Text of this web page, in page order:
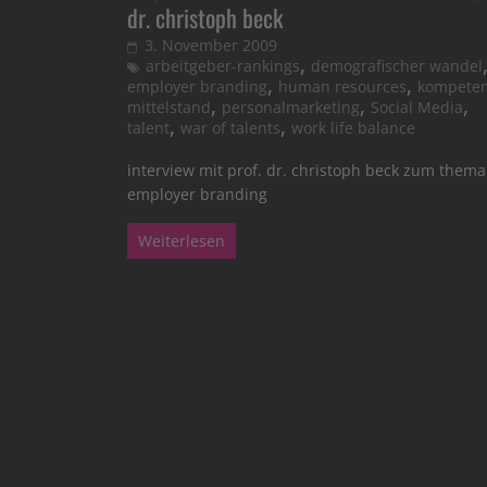
dr. christoph beck
3. November 2009
arbeitgeber-rankings, demografischer wandel,
employer branding, human resources,
mittelstand, personalmarketing, Social Media,
talent, war of talents, work life balance
interview mit prof. dr. christoph beck zum thema
employer branding
Weiterlesen